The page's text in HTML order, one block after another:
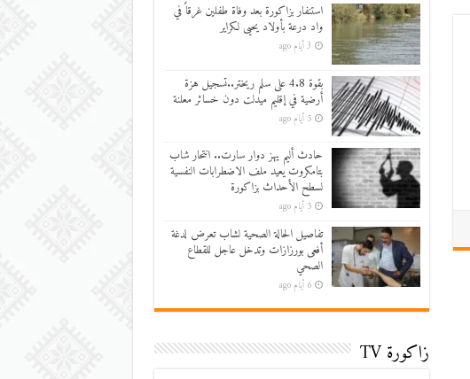
استنفار بزاكورة بعد وفاة طفلين غرقاً في
واد درعة بأولاد يحيى لكراير
3 أيام ago
بقوة 4.8 على سلم ريختر..تسجيل هزة
أرضية في إقليم ميدلت دون خسائر معلنة
5 أيام ago
حادث أليم يهز دوار سارت.. انتحار شاب
بتامكروت يعيد ملف الاضطرابات النفسية
لسطح الأحداث بزاكورة
5 أيام ago
تفاصيل الحالة الصحية لشاب تعرض لدغة
أفعى بورزازات وتدخل عاجل للقطاع
الصحي
6 أيام ago
زاكورة TV